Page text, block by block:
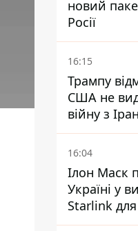
новий
Росії
16:15
Трампу
США не
війну з
16:04
Ілон Маск
Україні у
Starlink
території